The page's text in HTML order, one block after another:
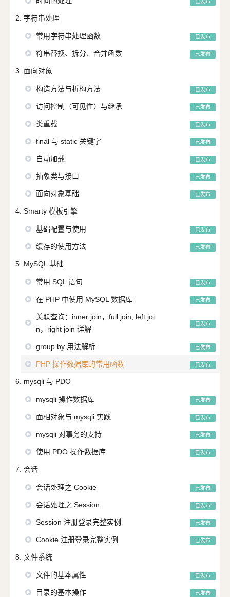
2. 字符串处理
常用字符串处理函数 已发布
符串替换、拆分、合并函数 已发布
3. 面向对象
构造方法与析构方法 已发布
访问控制（可见性）与继承 已发布
类重载 已发布
final 与 static 关键字 已发布
自动加载 已发布
抽象类与接口 已发布
面向对象基础 已发布
4. Smarty 模板引擎
基础配置与使用 已发布
缓存的使用方法 已发布
5. MySQL 基础
常用 SQL 语句 已发布
在 PHP 中使用 MySQL 数据库 已发布
关联查询：inner join，full join, left joi
n，right join 详解
已发布
group by 用法解析 已发布
PHP 操作数据库的常用函数 已发布
6. mysqli 与 PDO
mysqli 操作数据库 已发布
面相对象与 mysqli 实践 已发布
mysqli 对事务的支持 已发布
使用 PDO 操作数据库 已发布
7. 会话
会话处理之 Cookie 已发布
会话处理之 Session 已发布
Session 注册登录完整实例 已发布
Cookie 注册登录完整实例 已发布
8. 文件系统
文件的基本属性 已发布
目录的基本操作 已发布